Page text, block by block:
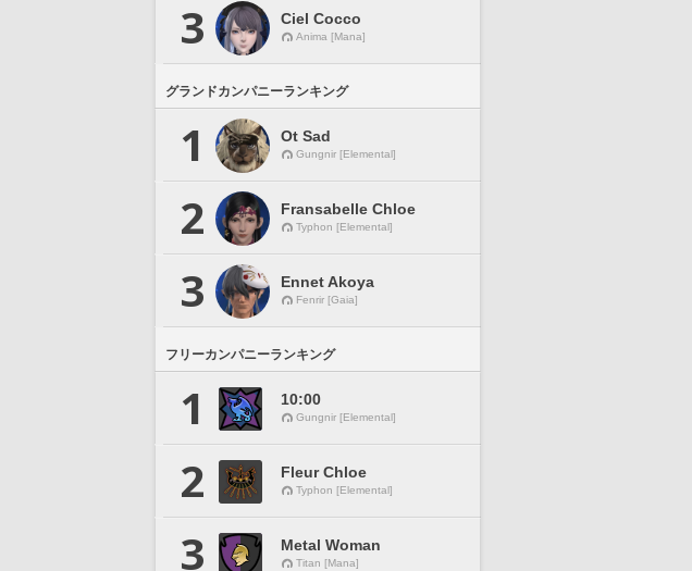
3 Ciel Cocco
Anima [Mana]
グランドカンパニーランキング
1 Ot Sad
Gungnir [Elemental]
2 Fransabelle Chloe
Typhon [Elemental]
3 Ennet Akoya
Fenrir [Gaia]
フリーカンパニーランキング
1 10:00
Gungnir [Elemental]
2 Fleur Chloe
Typhon [Elemental]
3 Metal Woman
Titan [Mana]